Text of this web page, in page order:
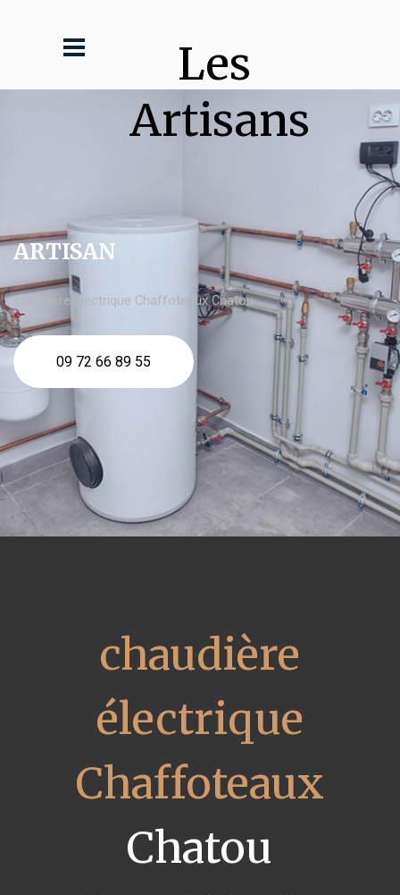
Les
Artisans
ARTISAN
chaudière électrique Chaffoteaux Chatou
09 72 66 89 55
chaudière
électrique
Chaffoteaux
Chatou